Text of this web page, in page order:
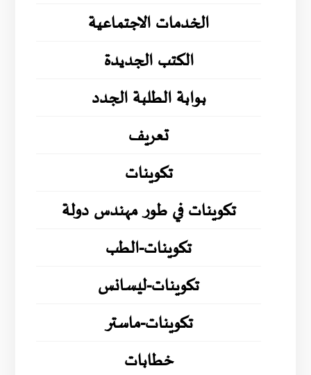
الخدمات الاجتماعية
الكتب الجديدة
بوابة الطلبة الجدد
تعريف
تكوينات
تكوينات في طور مهندس دولة
تكوينات-الطب
تكوينات-ليسانس
تكوينات-ماستر
خطابات